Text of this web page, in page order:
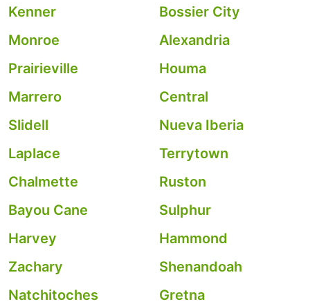
Kenner
Bossier City
Monroe
Alexandria
Prairieville
Houma
Marrero
Central
Slidell
Nueva Iberia
Laplace
Terrytown
Chalmette
Ruston
Bayou Cane
Sulphur
Harvey
Hammond
Zachary
Shenandoah
Natchitoches
Gretna